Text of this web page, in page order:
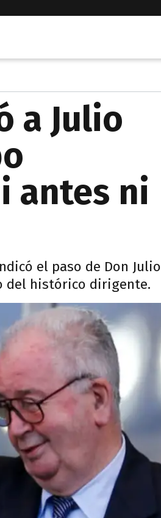
a Julio
antes ni
el paso de Don Julio
del histórico dirigente.